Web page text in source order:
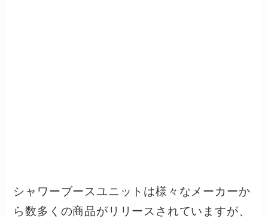
シャワーブースユニットは様々なメーカーか
ら数多くの商品がリリースされていますが、